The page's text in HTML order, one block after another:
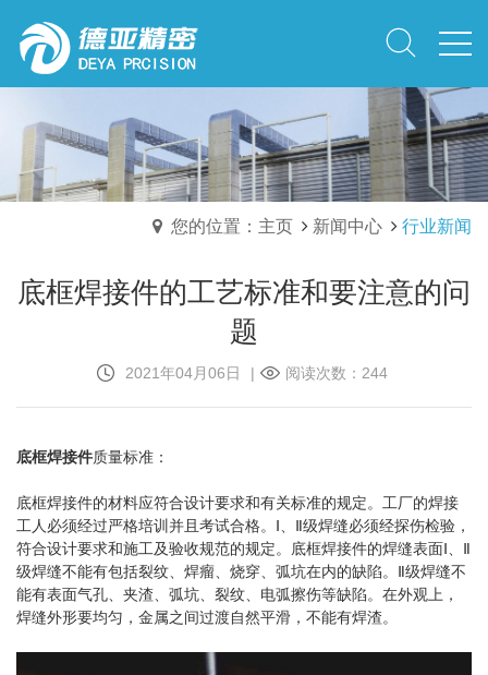
您的位置：主页 新闻中心 行业新闻
底框焊接件的工艺标准和要注意的问
题
2021年04月06日 | 阅读次数：244
底框焊接件质量标准：
底框焊接件的材料应符合设计要求和有关标准的规定。工厂的焊接
工人必须经过严格培训并且考试合格。Ⅰ、Ⅱ级焊缝必须经探伤检验，
符合设计要求和施工及验收规范的规定。底框焊接件的焊缝表面Ⅰ、Ⅱ
级焊缝不能有包括裂纹、焊瘤、烧穿、弧坑在内的缺陷。Ⅱ级焊缝不
能有表面气孔、夹渣、弧坑、裂纹、电弧擦伤等缺陷。在外观上，
焊缝外形要均匀，金属之间过渡自然平滑，不能有焊渣。